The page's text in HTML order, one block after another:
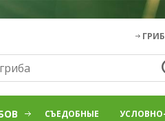
СЪЕДОБНЫЕ